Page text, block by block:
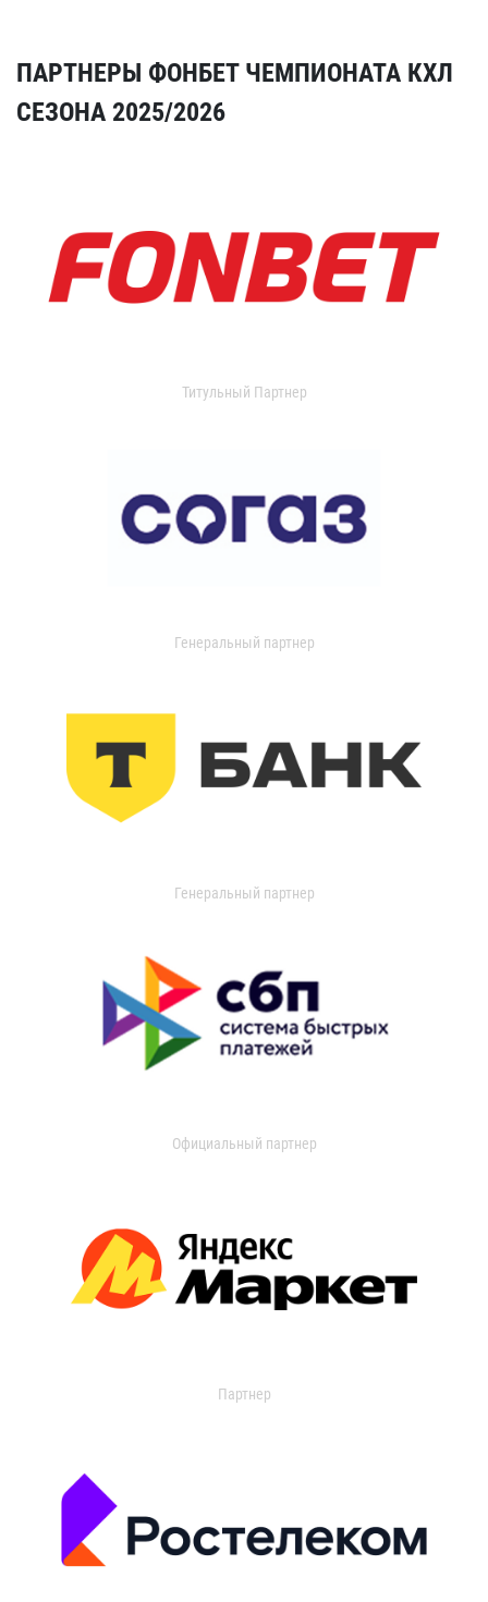
ПАРТНЕРЫ ФОНБЕТ ЧЕМПИОНАТА КХЛ
СЕЗОНА 2025/2026
Титульный Партнер
Генеральный партнер
Генеральный партнер
Официальный партнер
Партнер